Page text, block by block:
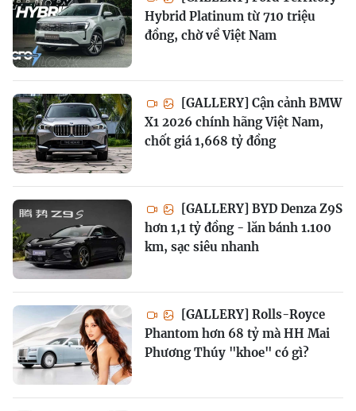
Hybrid Platinum từ 710 triệu
đồng, chờ về Việt Nam
[GALLERY] Cận cảnh BMW
X1 2026 chính hãng Việt Nam,
chốt giá 1,668 tỷ đồng
[GALLERY] BYD Denza Z9S
hơn 1,1 tỷ đồng - lăn bánh 1.100
km, sạc siêu nhanh
[GALLERY] Rolls-Royce
Phantom hơn 68 tỷ mà HH Mai
Phương Thúy "khoe" có gì?